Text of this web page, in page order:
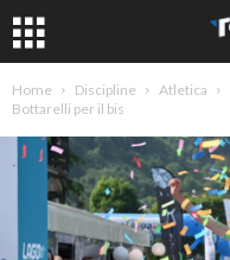
Home Discipline Atletica
Bottarelli per il bis